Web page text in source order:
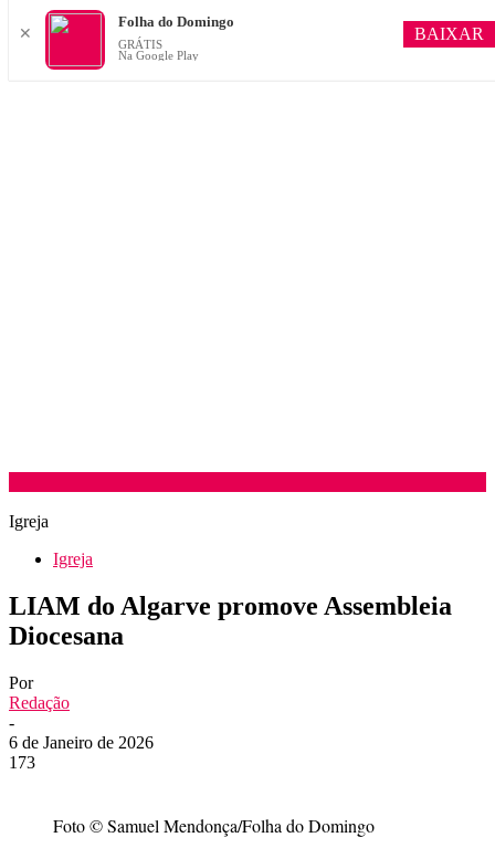
Igreja
Igreja
LIAM do Algarve promove Assembleia
Diocesana
Por
Redação
-
6 de Janeiro de 2026
173
Foto © Samuel Mendonça/Folha do Domingo
✕
Folha do Domingo
GRÁTIS
Na Google Play
BAIXAR